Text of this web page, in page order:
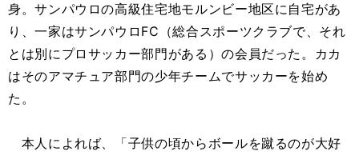
身。サンパウロの高級住宅地モルンビー地区に自宅があ
り、一家はサンパウロFC（総合スポーツクラブで、それ
とは別にプロサッカー部門がある）の会員だった。カカ
はそのアマチュア部門の少年チームでサッカーを始め
た。
本人によれば、「子供の頃からボールを蹴るのが大好